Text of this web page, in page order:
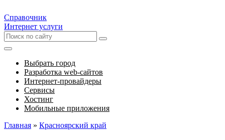
Справочник
Интернет услуги
Выбрать город
Разработка web-сайтов
Интернет-провайдеры
Сервисы
Хостинг
Мобильные приложения
Главная » Красноярский край